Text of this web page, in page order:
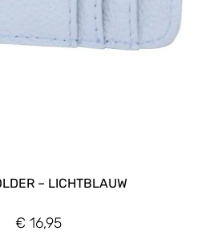
– LICHTBLAUW
€ 16,95